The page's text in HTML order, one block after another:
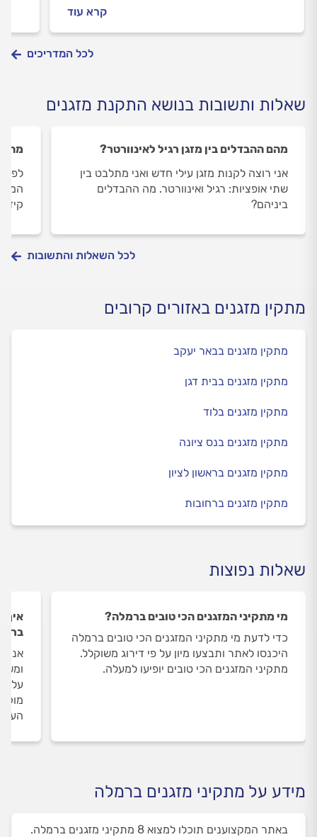
למקום, מה חשוב לדעת לפני הפעולה, מתי זה
מומלץ ומתי פחות ומה כולל הליך המעבר? כל
קרא עוד
לכל המדריכים
שאלות ותשובות בנושא התקנת מזגנים
מהם ההבדלים בין מזגן רגיל לאינוורטר?
אני רוצה לקנות מזגן עילי חדש ואני מתלבט בין
שתי אופציות: רגיל ואינוורטר. מה ההבדלים
ביניהם?
מה
לכל השאלות והתשובות
מתקין מזגנים באזורים קרובים
מתקין מזגנים בבאר יעקב
מתקין מזגנים בבית דגן
מתקין מזגנים בלוד
מתקין מזגנים בנס ציונה
מתקין מזגנים בראשון לציון
מתקין מזגנים ברחובות
שאלות נפוצות
מי מתקיני המזגנים הכי טובים ברמלה?
כדי לדעת מי מתקיני המזגנים הכי טובים ברמלה
היכנסו לאתר ותבצעו מיון על פי דירוג משוקלל.
מתקיני המזגנים הכי טובים יופיעו למעלה.
איך
על
מידע על מתקיני מזגנים ברמלה
באתר המקצוענים תוכלו למצוא 8 מתקיני מזגנים ברמלה.